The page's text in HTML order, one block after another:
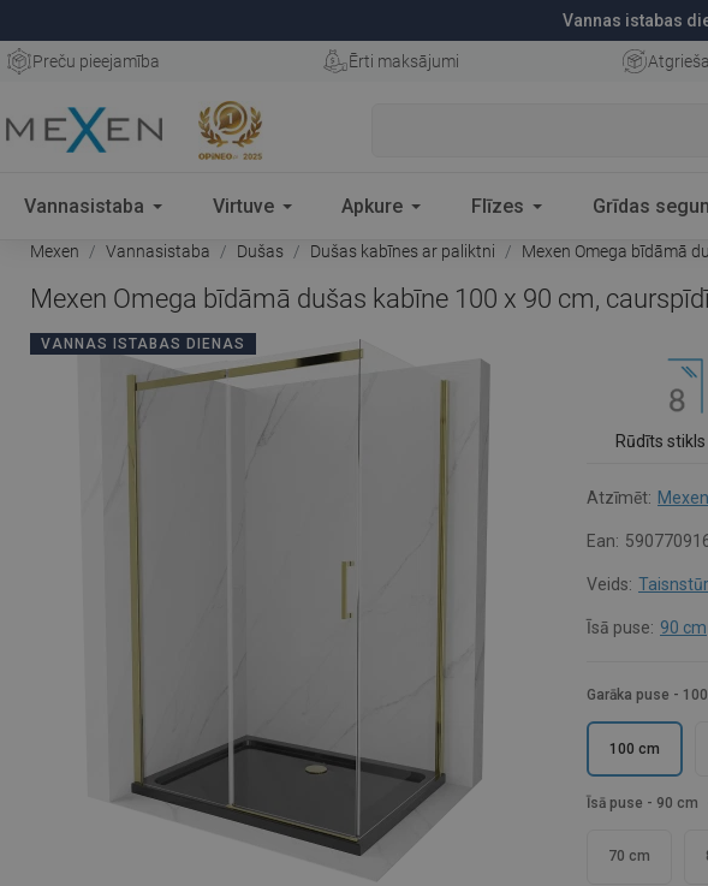
Vannas istabas
Preču pieejamība Ērti maksājumi
Vannasistaba Virtuve Apkure Flīzes Grīdas
Mexen Vannasistaba Dušas Dušas kabīnes ar paliktni Mexen Omega bīdāmā
Mexen Omega bīdāmā dušas kabīne 100 x 90 cm,
VANNAS ISTABAS DIENAS
Rūdīts
Atzīmēt: Mexen
Ean:
Veids:
Īsā puse: 90 cm
Garāka puse -
100 cm
Īsā puse - 90 cm
70 cm